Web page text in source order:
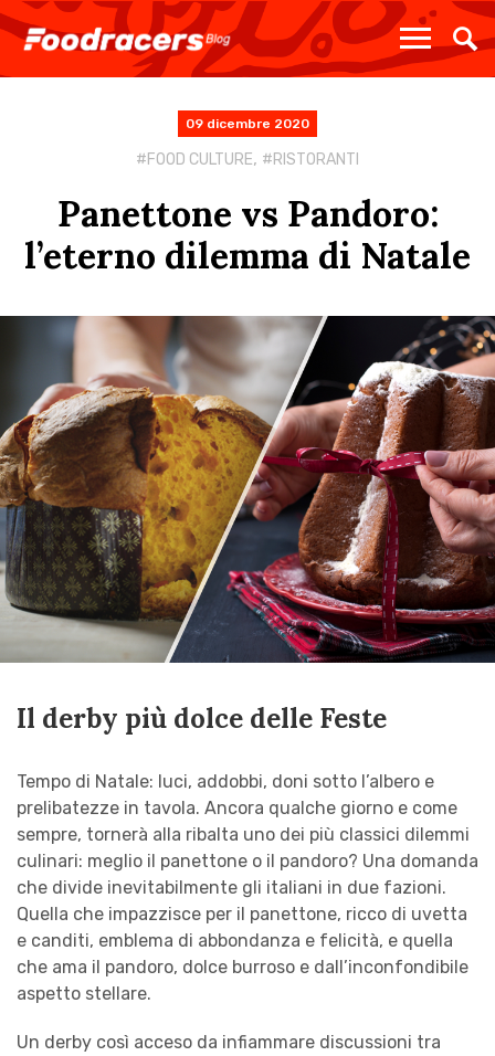
09 dicembre 2020
FOOD CULTURE, RISTORANTI
Panettone vs Pandoro:
l’eterno dilemma di Natale
Il derby più dolce delle Feste
Tempo di Natale: luci, addobbi, doni sotto l’albero e
prelibatezze in tavola. Ancora qualche giorno e come
sempre, tornerà alla ribalta uno dei più classici dilemmi
culinari: meglio il panettone o il pandoro? Una domanda
che divide inevitabilmente gli italiani in due fazioni.
Quella che impazzisce per il panettone, ricco di uvetta
e canditi, emblema di abbondanza e felicità, e quella
che ama il pandoro, dolce burroso e dall’inconfondibile
aspetto stellare.
Un derby così acceso da infiammare discussioni tra